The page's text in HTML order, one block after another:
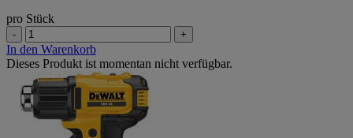
pro Stück
- +
In den Warenkorb
Dieses Produkt ist momentan nicht verfügbar.